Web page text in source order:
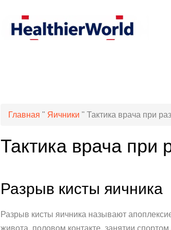
Главная " Яичники " Тактика врача при
Тактика врача при
Разрыв кисты яичника
Разрыв кисты яичника называют
живота, половом контакте, занятии